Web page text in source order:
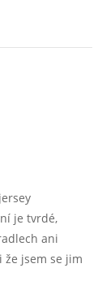
je tvrdé,
ani
jsem se jim